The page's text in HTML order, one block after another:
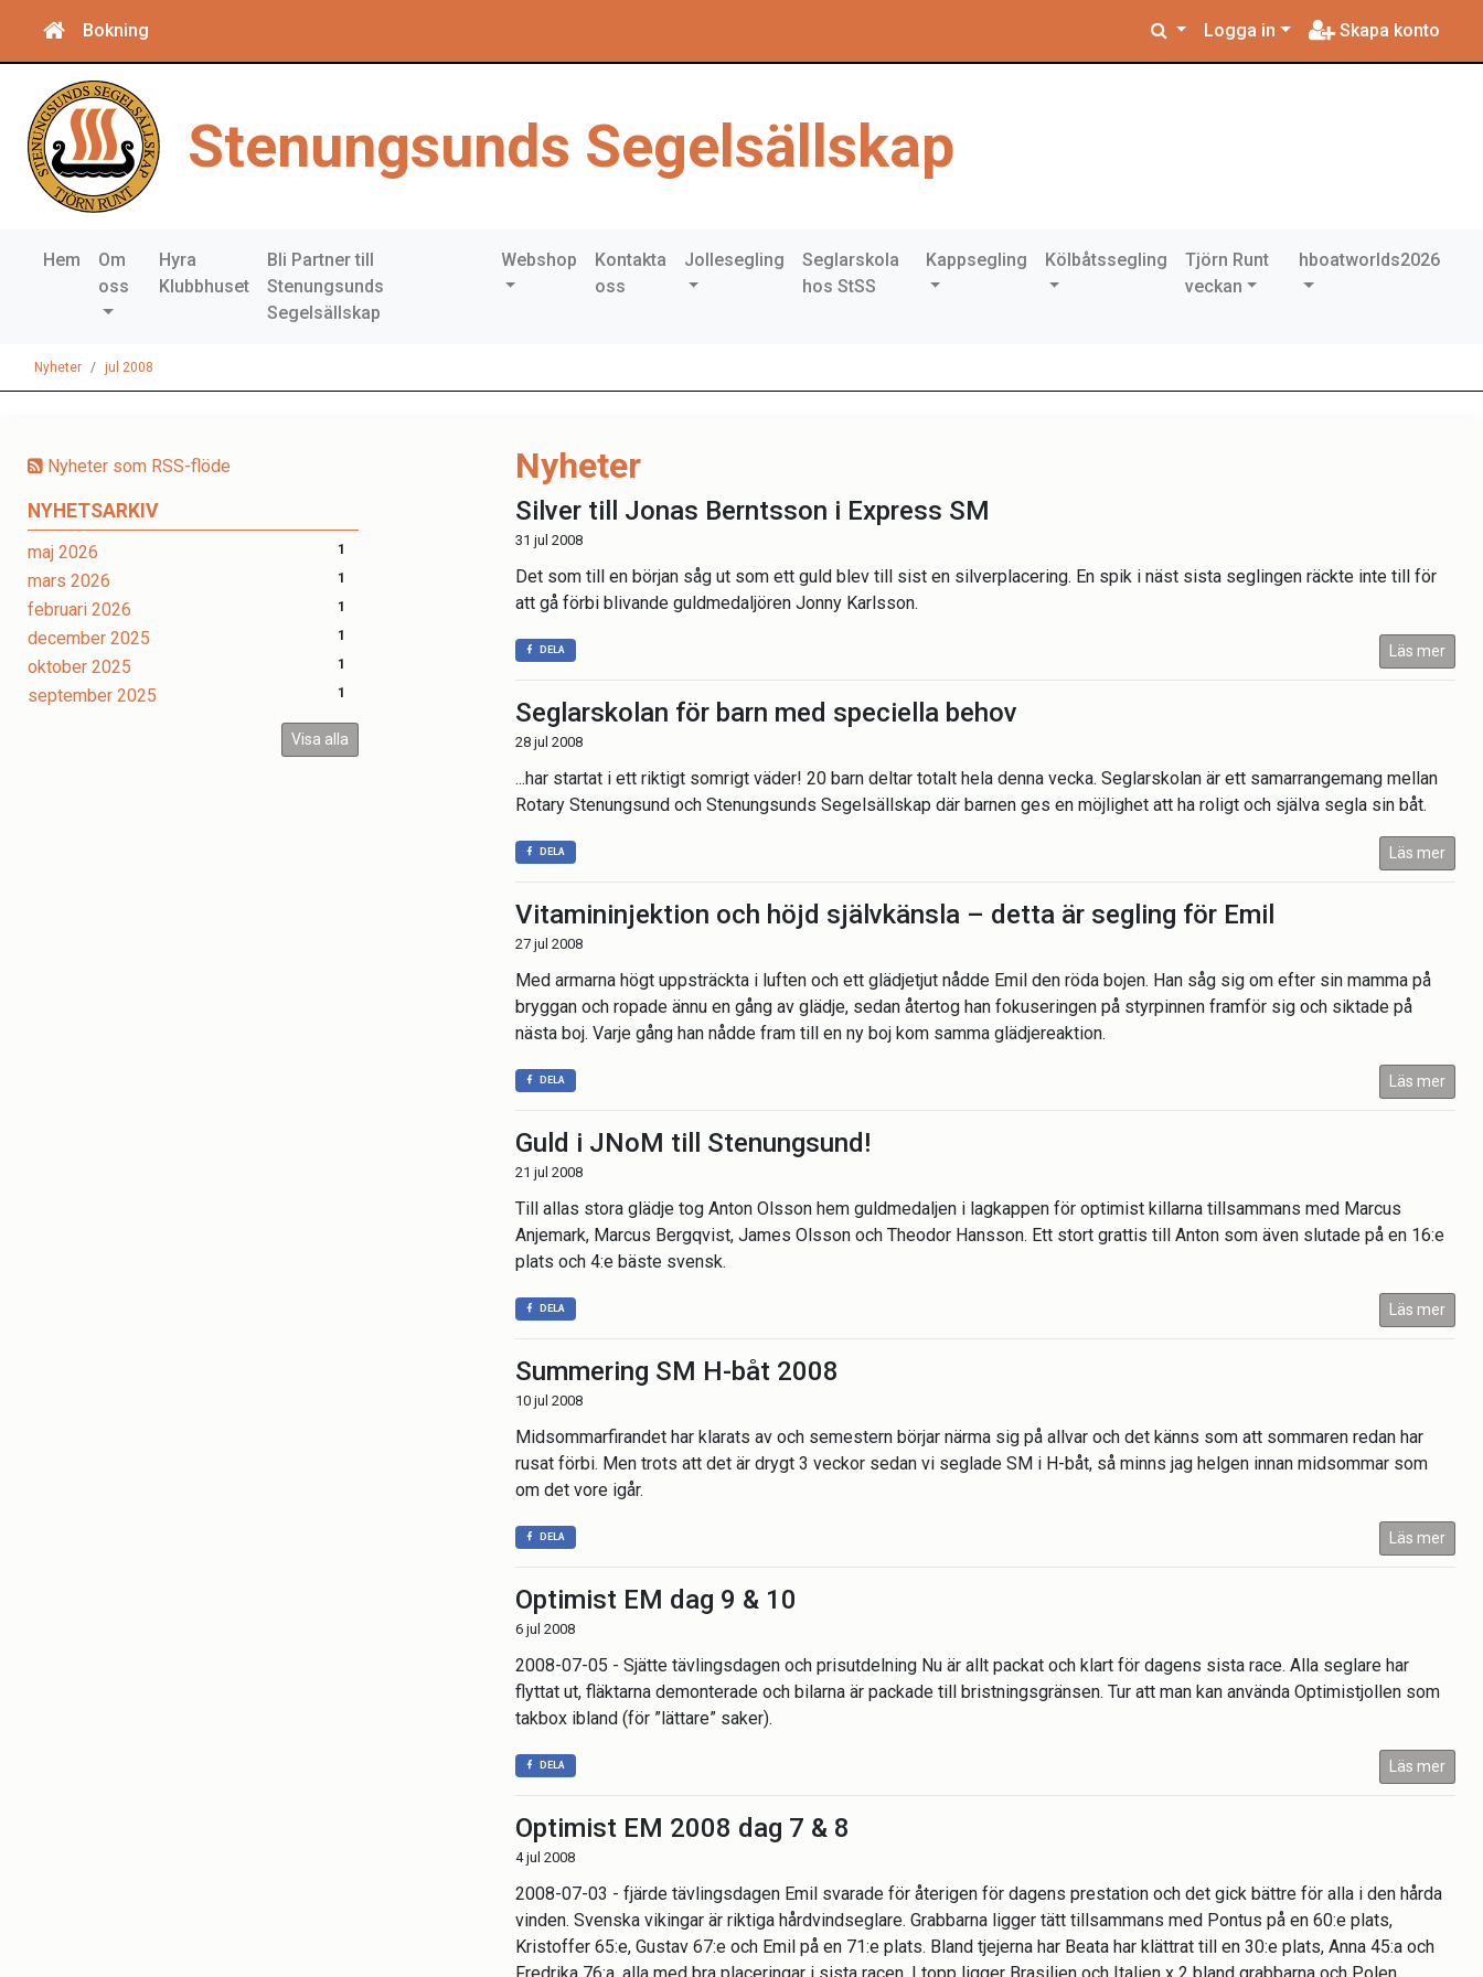
Bokning Logga in Skapa konto
Stenungsunds Segelsällskap
Hem
Om
oss
Hyra
Klubbhuset
Bli Partner till
Stenungsunds
Segelsällskap
Webshop
Kontakta
oss
Jollesegling
Seglarskola
hos StSS
Kappsegling Kölbåtssegling
Tjörn Runt
veckan
hboatworlds2026
Nyheter jul 2008
Nyheter som RSS-flöde
NYHETSARKIV
maj 2026 1
mars 2026 1
februari 2026 1
december 2025 1
oktober 2025 1
september 2025 1
Visa alla
Nyheter
Silver till Jonas Berntsson i Express SM
31 jul 2008
Det som till en början såg ut som ett guld blev till sist en silverplacering. En spik i näst sista seglingen räckte inte till för
att gå förbi blivande guldmedaljören Jonny Karlsson.
DELA Läs mer
Seglarskolan för barn med speciella behov
28 jul 2008
...har startat i ett riktigt somrigt väder! 20 barn deltar totalt hela denna vecka. Seglarskolan är ett samarrangemang mellan
Rotary Stenungsund och Stenungsunds Segelsällskap där barnen ges en möjlighet att ha roligt och själva segla sin båt.
DELA Läs mer
Vitamininjektion och höjd självkänsla – detta är segling för Emil
27 jul 2008
Med armarna högt uppsträckta i luften och ett glädjetjut nådde Emil den röda bojen. Han såg sig om efter sin mamma på
bryggan och ropade ännu en gång av glädje, sedan återtog han fokuseringen på styrpinnen framför sig och siktade på
nästa boj. Varje gång han nådde fram till en ny boj kom samma glädjereaktion.
DELA Läs mer
Guld i JNoM till Stenungsund!
21 jul 2008
Till allas stora glädje tog Anton Olsson hem guldmedaljen i lagkappen för optimist killarna tillsammans med Marcus
Anjemark, Marcus Bergqvist, James Olsson och Theodor Hansson. Ett stort grattis till Anton som även slutade på en 16:e
plats och 4:e bäste svensk.
DELA Läs mer
Summering SM H-båt 2008
10 jul 2008
Midsommarfirandet har klarats av och semestern börjar närma sig på allvar och det känns som att sommaren redan har
rusat förbi. Men trots att det är drygt 3 veckor sedan vi seglade SM i H-båt, så minns jag helgen innan midsommar som
om det vore igår.
DELA Läs mer
Optimist EM dag 9 & 10
6 jul 2008
2008-07-05 - Sjätte tävlingsdagen och prisutdelning Nu är allt packat och klart för dagens sista race. Alla seglare har
flyttat ut, fläktarna demonterade och bilarna är packade till bristningsgränsen. Tur att man kan använda Optimistjollen som
takbox ibland (för ”lättare” saker).
DELA Läs mer
Optimist EM 2008 dag 7 & 8
4 jul 2008
2008-07-03 - fjärde tävlingsdagen Emil svarade för återigen för dagens prestation och det gick bättre för alla i den hårda
vinden. Svenska vikingar är riktiga hårdvindseglare. Grabbarna ligger tätt tillsammans med Pontus på en 60:e plats,
Kristoffer 65:e, Gustav 67:e och Emil på en 71:e plats. Bland tjejerna har Beata har klättrat till en 30:e plats, Anna 45:a och